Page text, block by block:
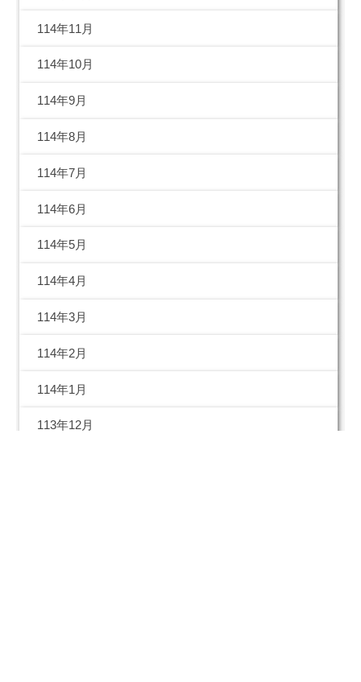
114年11月
114年10月
114年9月
114年8月
114年7月
114年6月
114年5月
114年4月
114年3月
114年2月
114年1月
113年12月